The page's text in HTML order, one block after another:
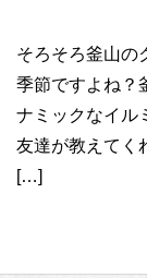
そろそろ釜山の
季節ですよね？
ナミックなイル
友達が教えてく
[…]